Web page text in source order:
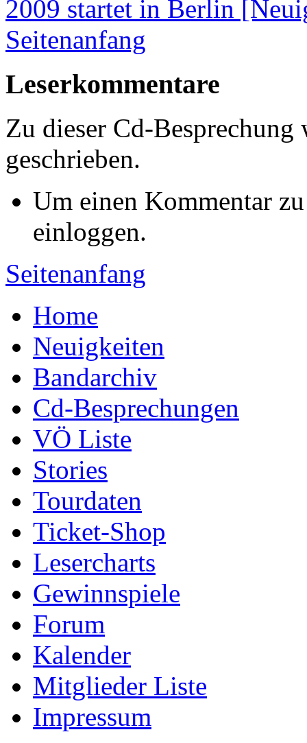
Seitenanfang
Leserkommentare
Zu dieser Cd-
geschrieben.
Um einen Kommentar
einloggen.
Seitenanfang
Home
Neuigkeiten
Bandarchiv
Cd-Besprechungen
VÖ Liste
Stories
Tourdaten
Ticket-Shop
Lesercharts
Gewinnspiele
Forum
Kalender
Mitglieder Liste
Impressum